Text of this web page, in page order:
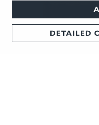
DETAILED